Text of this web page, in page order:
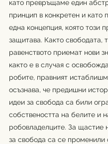
като превръщаме един
принцип в конкретен и като
една концепция, която този
защитава. Както свободата,
равенството приемат нови
както е в случая с
робите, правният
осъзнава, че предишни
идеи за свобода са били
собствеността на белите и
робовладелците. За щастие
за свобода са се променили